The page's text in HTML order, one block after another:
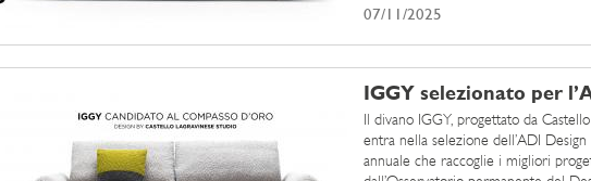
07/11/2025
IGGY selezionato per
Il divano IGGY, progettato da
entra nella selezione dell’ADI
annuale che raccoglie i migliori